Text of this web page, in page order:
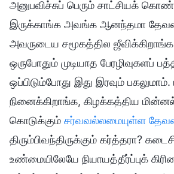
அனுபவிச்சுப் பெரும் சாட்சியக்
இருக்காங்க அவங்க ஆனந்தமா
அவருடைய சமூகத்தில
ஒருபோதும் முடியாத பேரழிவுகளப்
ஒப்பிடும்போது இது இரவும் பகலுமாம்.
நினைக்கிறாங்க, கிழக்கத்திய
கொடுக்கும் சர்வவல்லமையுள்ள
திரும்பிவந்திருக்கும் கர்த்தரா?
உண்மையிலேயே நியாயத்தீர்ப்புக்